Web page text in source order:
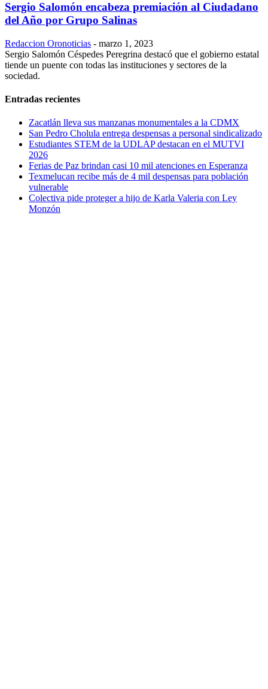
Sergio Salomón encabeza premiación al Ciudadano
del Año por Grupo Salinas
Redaccion Oronoticias - marzo 1, 2023
Sergio Salomón Céspedes Peregrina destacó que el gobierno estatal
tiende un puente con todas las instituciones y sectores de la
sociedad.
Entradas recientes
Zacatlán lleva sus manzanas monumentales a la CDMX
San Pedro Cholula entrega despensas a personal sindicalizado
Estudiantes STEM de la UDLAP destacan en el MUTVI
2026
Ferias de Paz brindan casi 10 mil atenciones en Esperanza
Texmelucan recibe más de 4 mil despensas para población
vulnerable
Colectiva pide proteger a hijo de Karla Valeria con Ley
Monzón